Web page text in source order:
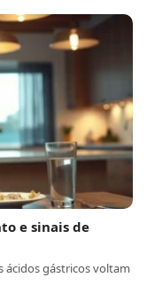
e sinais de
ácidos gástricos voltam